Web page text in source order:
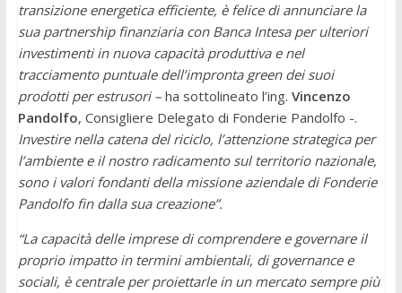
transizione energetica efficiente, è felice di annunciare la
sua partnership finanziaria con Banca Intesa per ulteriori
investimenti in nuova capacità produttiva e nel
tracciamento puntuale dell’impronta green dei suoi
prodotti per estrusori – ha sottolineato l’ing. Vincenzo
Pandolfo, Consigliere Delegato di Fonderie Pandolfo -.
Investire nella catena del riciclo, l’attenzione strategica per
l’ambiente e il nostro radicamento sul territorio nazionale,
sono i valori fondanti della missione aziendale di Fonderie
Pandolfo fin dalla sua creazione”.
“La capacità delle imprese di comprendere e governare il
proprio impatto in termini ambientali, di governance e
sociali, è centrale per proiettarle in un mercato sempre più